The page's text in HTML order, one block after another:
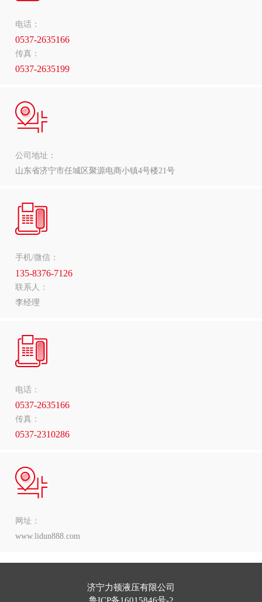
电话：
0537-2635166
传真：
0537-2635199
公司地址：
山东省济宁市任城区聚源电商小镇4号楼21号
手机/微信：
135-8376-7126
联系人：
李经理
电话：
0537-2635166
传真：
0537-2310286
网址：
www.lidun888.com
济宁力顿液压有限公司